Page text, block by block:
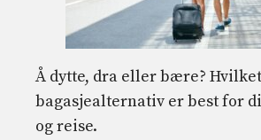
Å dytte, dra eller bære? Hvilket
bagasjealternativ er best for
og reise.